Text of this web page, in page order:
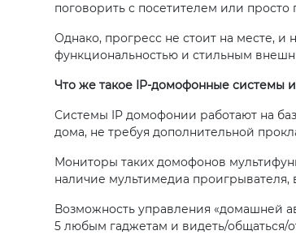
поговорить с посетителем или просто
Однако, прогресс не стоит на месте,
функциональностью и стильным
Что же такое IP-домофонные системы
Системы IP домофонии работают на
дома, не требуя дополнительной
Мониторы таких домофонов
наличие мультимедиа
Возможность управления «домашней
5 любым гаджетам и видеть/общаться/